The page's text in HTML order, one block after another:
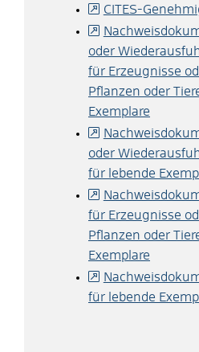
CITES-
oder
für Erzeugnisse
Pflanzen oder
Exemplare
oder
für lebende
für Erzeugnisse
Pflanzen oder
Exemplare
für lebende